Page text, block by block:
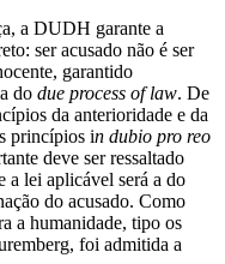
a DUDH garante a
ser acusado não é ser
garantido
do due process of law. De
da anterioridade e da
princípios in dubio pro reo
deve ser ressaltado
a lei aplicável será a do
do acusado. Como
a humanidade, tipo os
foi admitida a